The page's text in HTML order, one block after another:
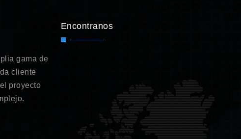
gama de
cliente
proyecto
Encontranos